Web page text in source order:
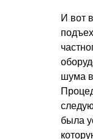
И вот
шума
была